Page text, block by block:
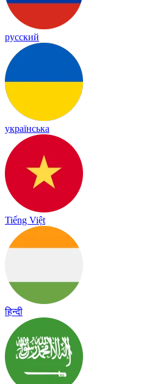
русский
українська
Tiếng Việt
हिन्दी